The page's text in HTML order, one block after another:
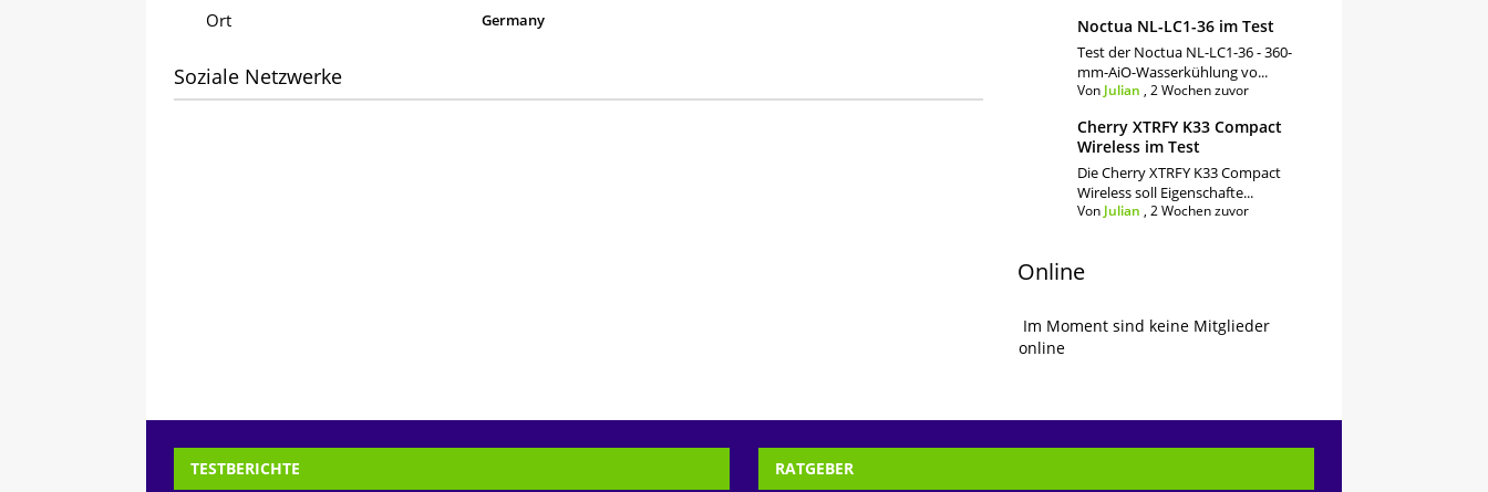
Ort Germany
Soziale Netzwerke
Noctua NL-LC1-36 im Test
Test der Noctua NL-LC1-36 - 360-
mm-AiO-Wasserkühlung vo...
Von Julian ,2 Wochen zuvor
Cherry XTRFY K33 Compact
Wireless im Test
Die Cherry XTRFY K33 Compact
Wireless soll Eigenschafte...
Von Julian ,2 Wochen zuvor
Online
Im Moment sind keine Mitglieder
online
TESTBERICHTE RATGEBER